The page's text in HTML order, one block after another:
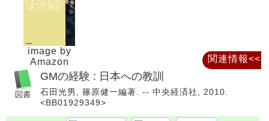
image by
Amazon
GMの経験 : 日本への教訓
石田光男, 篠原健一編著. -- 中央経済社, 2010.
<BB01929349>
関連情報<<